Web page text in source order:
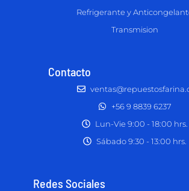
Refrigerante y
Transmision
Contacto
+56 9 8839 6237
Lun-Vie 9:00 - 18:00 hrs.
Sábado 9:30 - 13:00 hrs.
Redes Sociales